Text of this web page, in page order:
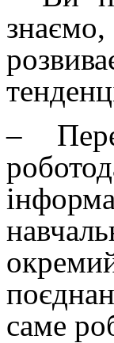
–
саме